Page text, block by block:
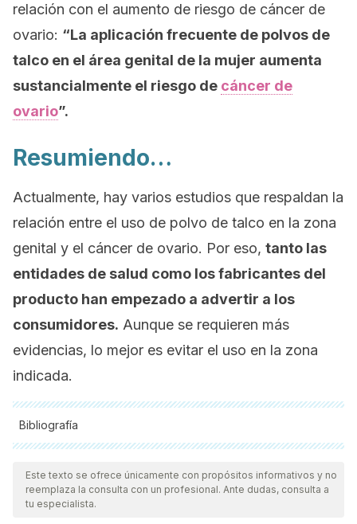
relación con el aumento de riesgo de cáncer de
ovario: “La aplicación frecuente de polvos de
talco en el área genital de la mujer aumenta
sustancialmente el riesgo de cáncer de
ovario”.
Resumiendo…
Actualmente, hay varios estudios que respaldan la
relación entre el uso de polvo de talco en la zona
genital y el cáncer de ovario. Por eso, tanto las
entidades de salud como los fabricantes del
producto han empezado a advertir a los
consumidores. Aunque se requieren más
evidencias, lo mejor es evitar el uso en la zona
indicada.
Bibliografía
Todas las fuentes citadas fueron revisadas a profundidad por
nuestro equipo, para asegurar su calidad, confiabilidad,
vigencia y validez.La bibliografía de este artículo fue
Este texto se ofrece únicamente con propósitos informativos y no
reemplaza la consulta con un profesional. Ante dudas, consulta a
tu especialista.